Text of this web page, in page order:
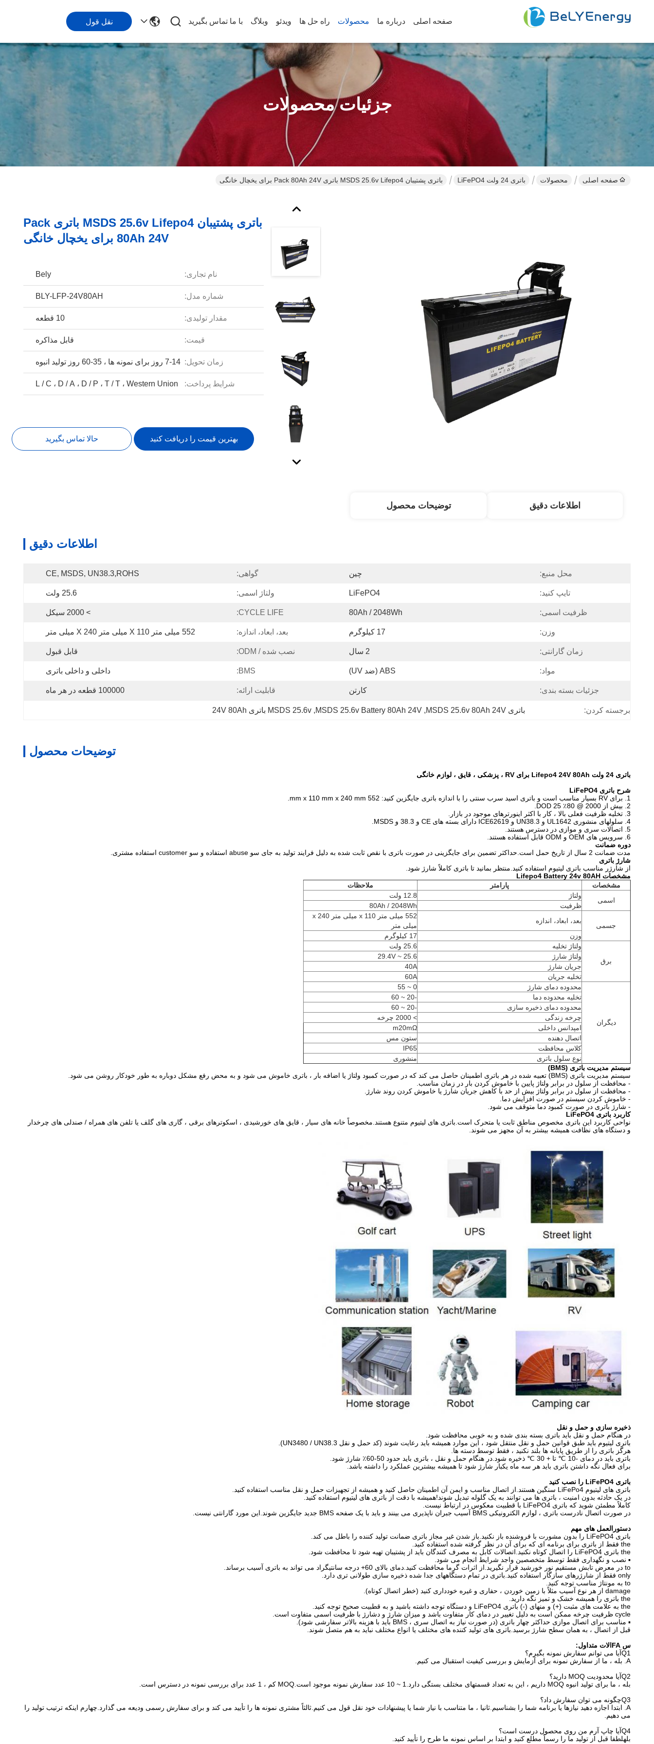
صفحه اصلی درباره ما محصولات راه حل ها ویدئو وبلاگ با ما تماس بگیرید نقل قول
جزئیات محصولات
صفحه اصلی محصولات باتری 24 ولت LiFePO4 باتری پشتیبان MSDS 25.6v Lifepo4 باتری Pack 80Ah 24V برای یخچال خانگی
باتری پشتیبان MSDS 25.6v Lifepo4 باتری Pack
80Ah 24V برای یخچال خانگی
نام تجاری: Bely
شماره مدل: BLY-LFP-24V80AH
مقدار تولیدی: 10 قطعه
قیمت: قابل مذاکره
زمان تحویل: 7-14 روز برای نمونه ها ، 35-60 روز تولید انبوه
شرایط پرداخت: L / C ، D / A ، D / P ، T / T ، Western Union
بهترین قیمت را دریافت کنید حالا تماس بگیرید
اطلاعات دقیق توضیحات محصول
اطلاعات دقیق
محل منبع: چین گواهی: CE, MSDS, UN38.3,ROHS
تایپ کنید: LiFePO4 ولتاژ اسمی: 25.6 ولت
ظرفیت اسمی: 80Ah / 2048Wh
CYCLE LIFE: > 2000 سیکل
وزن: 17 کیلوگرم بعد، ابعاد، اندازه: 552 میلی متر X 110 میلی متر X 240 میلی متر
زمان گارانتی: 2 سال نصب شده / ODM: قابل قبول
مواد: ABS (ضد UV) BMS: داخلی و داخلی باتری
جزئیات بسته بندی: کارتن قابلیت ارائه: 100000 قطعه در هر ماه
برجسته کردن: باتری MSDS 25.6v 80Ah 24V ,
MSDS 25.6v Battery 80Ah 24V
, MSDS 25.6v باتری 24V 80Ah
توضیحات محصول
باتری 24 ولت Lifepo4 24V 80Ah برای RV ، پزشکی ، قایق ، لوازم خانگی
شرح باتری LiFePO4
1. برای RV بسیار مناسب است و باتری اسید سرب سنتی را با اندازه باتری جایگزین کنید: 552 mm x 110 mm x 240 mm
2. بیش از 2000 @ 80٪ DOD 25.
3. تخلیه ظرفیت فعلی بالا ، کار با اکثر اینورترهای موجود در بازار.
4. سلولهای منشوری UL1642 و UN38.3 و ICE62619 دارای بسته های CE و 38.3 و MSDS.
5. اتصالات سری و موازی در دسترس هستند.
6. سرویس های OEM و ODM قابل استفاده هستند.
دوره ضمانت
مدت ضمانت 2 سال از تاریخ حمل است.حداکثر تضمین برای جایگزینی در صورت باتری با نقص ثابت شده به دلیل فرایند تولید به جای سو abuse استفاده و سو customer استفاده مشتری.
شارژ باتری
از شارژر مناسب باتری لیتیوم استفاده کنید.منتظر بمانید تا باتری کاملاً شارژ شود.
مشخصات Lifepo4 Battery 24v 80AH
مشخصات
پارامتر
ملاحظات
اسمی
ولتاژ
12.8 ولت
ظرفیت
80Ah / 2048Wh
جسمی
بعد، ابعاد، اندازه
552 میلی متر x 110 میلی متر x 240
میلی متر
وزن
17 کیلوگرم
برق
ولتاژ تخلیه
25.6 ولت
ولتاژ شارژ
25.6 ~ 29.4V
جریان شارژ
40A
تخلیه جریان
60A
دیگران
محدوده دمای شارژ
0 ~ 55
تخلیه محدوده دما
-20 ~ 60
محدوده دمای ذخیره سازی
-20 ~ 60
چرخه زندگی
> 2000 چرخه
امپدانس داخلی
m20mΩ
اتصال دهنده
ستون مس
کلاس محافظت
IP65
نوع سلول باتری
منشوری
سیستم مدیریت باتری (BMS)
سیستم مدیریت باتری (BMS) تعبیه شده در هر باتری اطمینان حاصل می کند که در صورت کمبود ولتاژ یا اضافه بار ، باتری خاموش می شود و به محض رفع مشکل دوباره به طور خودکار روشن می شود.
- محافظت از سلول در برابر ولتاژ پایین با خاموش کردن بار در زمان مناسب.
- محافظت از سلول در برابر ولتاژ بیش از حد با کاهش جریان شارژ یا خاموش کردن روند شارژ.
- خاموش کردن سیستم در صورت افزایش دما.
- شارژ باتری در صورت کمبود دما متوقف می شود.
کاربرد باتری LiFePO4
نواحی کاربرد این باتری مخصوص مناطق ثابت یا متحرک است.باتری های لیتیوم متنوع هستند.مخصوصاً خانه های سیار ، قایق های خورشیدی ، اسكوترهای برقی ، گاری های گلف یا تلفن های همراه / صندلی های چرخدار
و دستگاه های نظافت همیشه بیشتر به آن مجهز می شوند.
ذخیره سازی و حمل و نقل
در هنگام حمل و نقل باید باتری بسته بندی شده و به خوبی محافظت شود.
باتری لیتیوم باید طبق قوانین حمل و نقل منتقل شود ، این موارد همیشه باید رعایت شوند (کد حمل و نقل UN3480 / UN38.3).
هرگز باتری را از طریق پایانه ها بلند نکنید ، فقط توسط دسته ها.
باتری باید در دمای -10 ℃ تا + 30 ℃ ذخیره شود.در هنگام حمل و نقل ، باتری باید حدود 50-60٪ شارژ شود.
برای فعال نگه داشتن باتری باید هر سه ماه یکبار شارژ شود تا همیشه بیشترین عملکرد را داشته باشد.
باتری LiFePO4 را نصب کنید
باتری های لیتیوم LiFePo4 سنگین هستند.از اتصال مناسب و ایمن آن اطمینان حاصل کنید و همیشه از تجهیزات حمل و نقل مناسب استفاده کنید.
در یک حادثه بدون امنیت ، باتری ها می توانند به یک گلوله تبدیل شوند!همیشه با دقت از باتری های لیتیوم استفاده کنید.
کاملاً مطمئن شوید که باتری LiFePO4 با قطبیت معکوس در ارتباط نیست.
در صورت اتصال نادرست باتری ، لوازم الکترونیکی BMS آسیب جبران ناپذیری می بینند و باید با یک صفحه BMS جدید جایگزین شوند.این مورد گارانتی نیست.
دستورالعمل های مهم
باتری LiFePO4 را بدون مشورت با فروشنده باز نکنید.باز شدن غیر مجاز باتری ضمانت تولید کننده را باطل می کند.
the فقط از باتری برای برنامه ای که برای آن در نظر گرفته شده استفاده کنید.
the باتری LiFePO4 را اتصال کوتاه نکنید.اتصالات کابل به مصرف کنندگان باید از پشتیبان تهیه شود تا محافظت شود.
▪ نصب و نگهداری فقط توسط متخصصین واجد شرایط انجام می شود.
to در معرض تابش مستقیم نور خورشید قرار نگیرید.از اثرات گرما محافظت کنید.دمای بالای 60+ درجه سانتیگراد می تواند به باتری آسیب برساند.
only فقط از شارژرهای سازگار استفاده کنید.باتری در تمام دستگاههای جدا شده ذخیره سازی طولانی تری دارد.
to به مونتاژ مناسب توجه کنید.
damage از هر نوع آسیب مثلاً با زمین خوردن ، حفاری و غیره خودداری کنید (خطر اتصال کوتاه).
the باتری را همیشه خشک و تمیز نگه دارید.
the به علامت های مثبت (+) و منهای (-) باتری LiFePO4 و دستگاه توجه داشته باشید و به قطبیت صحیح توجه کنید.
cycle ظرفیت چرخه ممکن است به دلیل تغییر در دمای کار متفاوت باشد و میزان شارژ و دشارژ با ظرفیت اسمی متفاوت است.
▪ مناسب برای اتصال موازی حداکثر چهار باتری (در صورت نیاز به اتصال سری ، BMS باید با هزینه بالاتر سفارشی شود).
قبل از اتصال ، به همان سطح شارژ برسید.باتری های تولید کننده های مختلف یا انواع مختلف نباید به هم متصل شوند.
س FAالات متداول:
Q1آیا می توانم سفارش نمونه بگیرم؟
A. بله ، ما از سفارش نمونه برای آزمایش و بررسی کیفیت استقبال می کنیم.
Q2آیا محدودیت MOQ دارید؟
بله ، ما برای تولید انبوه MOQ داریم ، این به تعداد قسمتهای مختلف بستگی دارد.1 ~ 10 عدد سفارش نمونه موجود است.MOQ کم ، 1 عدد برای بررسی نمونه در دسترس است.
Q3چگونه می توان سفارش داد؟
A. ابتدا اجازه دهید نیازها یا برنامه شما را بشناسیم.ثانیا ، ما متناسب با نیاز شما یا پیشنهادات خود نقل قول می کنیم.ثالثاً مشتری نمونه ها را تأیید می کند و برای سفارش رسمی ودیعه می گذارد.چهارم اینکه ترتیب تولید را
می دهیم.
Q4آیا چاپ آرم من روی محصول درست است؟
بلهلطفا قبل از تولید ما را رسماً مطلع کنید و ابتدا بر اساس نمونه ما طرح را تأیید کنید.